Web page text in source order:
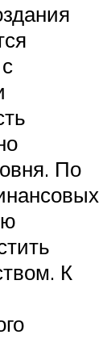
По
К